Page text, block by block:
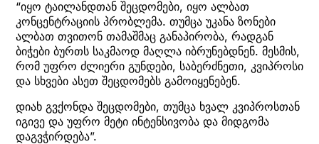
“იყო ტაილანდთან შეცდომები, იყო ალბათ
კონცენტრაციის პრობლემა. თუმცა უკანა ზონები
ალბათ თვითონ თამაშმაც განაპირობა, რადგან
ბიჭები ბურთს საკმაოდ მაღლა იბრუნებდნენ. მესმის,
რომ უფრო ძლიერი გუნდები, საბერძნეთი, კვიპროსი
და სხვები ასეთ შეცდომებს გამოიყენებენ.
დიახ გვქონდა შეცდომები, თუმცა ხვალ კვიპროსთან
იგივე და უფრო მეტი ინტენსივობა და მიდგომა
დაგვჭირდება”.